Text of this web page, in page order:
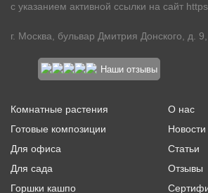
с указанием активной ссылки на сайт
г. Москва, бульвар Дмитрия Донского, д.
Наши отзывы
Комнатные растения
Готовые композиции
Для офиса
Для сада
Горшки кашпо
О нас
Новости
Статьи
Отзывы